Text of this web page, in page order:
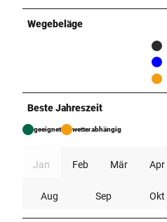
Wegebeläge
Beste Jahreszeit
geeignet wetterabhängig
Jan Feb Mär Apr
Aug Sep Okt